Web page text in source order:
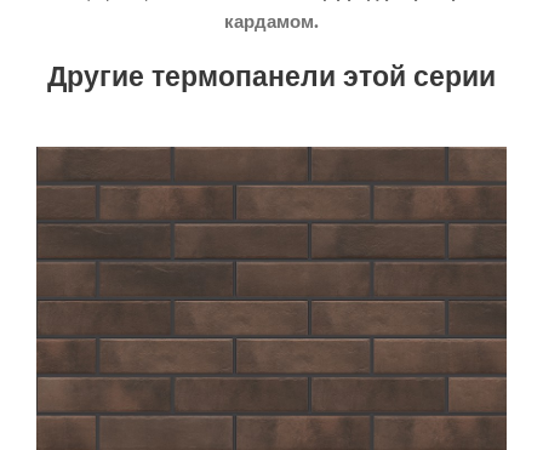
кардамом.
Другие термопанели этой серии